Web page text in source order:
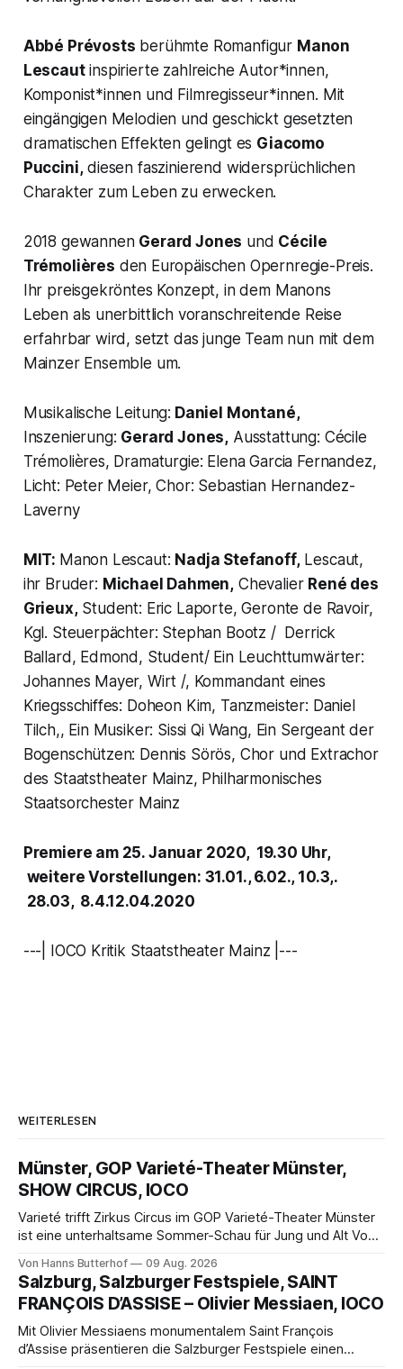
Abbé Prévosts berühmte Romanfigur Manon
Lescautinspirierte zahlreiche Autor*innen,
Komponist*innen und Filmregisseur*innen. Mit
eingängigen Melodien und geschickt gesetzten
dramatischen Effekten gelingt es Giacomo
Puccini,diesen faszinierend widersprüchlichen
Charakter zum Leben zu erwecken.
2018 gewannen Gerard Jones und Cécile
Trémolières den Europäischen Opernregie-Preis.
Ihr preisgekröntes Konzept, in dem Manons
Leben als unerbittlich voranschreitende Reise
erfahrbar wird, setzt das junge Team nun mit dem
Mainzer Ensemble um.
Musikalische Leitung: Daniel Montané,
Inszenierung: Gerard Jones, Ausstattung: Cécile
Trémolières, Dramaturgie: Elena Garcia Fernandez,
Licht: Peter Meier, Chor: Sebastian Hernandez-
Laverny
MIT: Manon Lescaut: Nadja Stefanoff,Lescaut,
ihr Bruder: Michael Dahmen, Chevalier René des
Grieux,Student: Eric Laporte, Geronte de Ravoir,
Kgl. Steuerpächter: Stephan Bootz / Derrick
Ballard, Edmond, Student/ Ein Leuchttumwärter:
Johannes Mayer, Wirt /, Kommandant eines
Kriegsschiffes: Doheon Kim, Tanzmeister: Daniel
Tilch,, Ein Musiker: Sissi Qi Wang, Ein Sergeant der
Bogenschützen: Dennis Sörös, Chor und Extrachor
des Staatstheater Mainz, Philharmonisches
Staatsorchester Mainz
Premiere am 25. Januar 2020, 19.30 Uhr,
weitere Vorstellungen: 31.01., 6.02., 10.3,.
28.03, 8.4.12.04.2020
---| IOCO Kritik Staatstheater Mainz |---
WEITERLESEN
Münster, GOP Varieté-Theater Münster,
SHOW CIRCUS, IOCO
Varieté trifft Zirkus Circus im GOP Varieté-Theater Münster
ist eine unterhaltsame Sommer-Schau für Jung und Alt Von
Münster der Vorhang zur neuen Show Circus hebt, erkundet
wohl auch eine junge Frau, wie es ist, wenn der Zirkus ins
Varieté kommt.
Von Hanns Butterhof 09 Aug. 2026
Salzburg, Salzburger Festspiele, SAINT
FRANÇOIS D’ASSISE – Olivier Messiaen, IOCO
Mit Olivier Messiaens monumentalem Saint François
d’Assise präsentieren die Salzburger Festspiele einen